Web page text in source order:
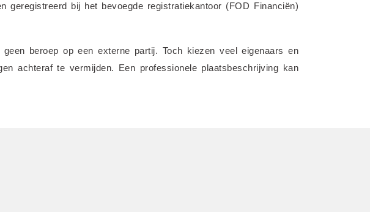
bij het bevoegde registratiekantoor (FOD Financiën)
beroep op een externe partij. Toch kiezen veel eigenaars en
achteraf te vermijden. Een professionele plaatsbeschrijving kan